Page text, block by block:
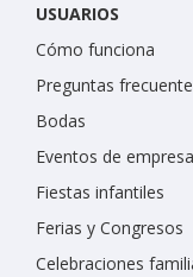
USUARIOS
Cómo funciona
Preguntas
Bodas
Eventos de empresa
Fiestas infantiles
Ferias y Congresos
Celebraciones